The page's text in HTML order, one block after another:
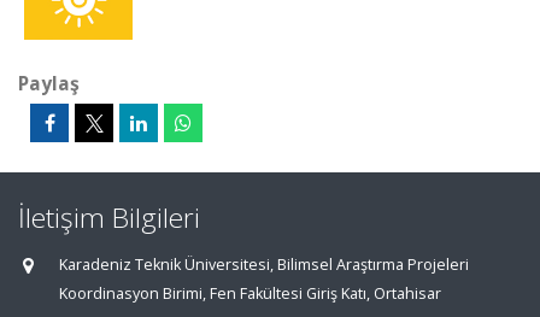
Paylaş
İletişim Bilgileri
Karadeniz Teknik Üniversitesi, Bilimsel Araştırma Projeleri
Koordinasyon Birimi, Fen Fakültesi Giriş Katı, Ortahisar